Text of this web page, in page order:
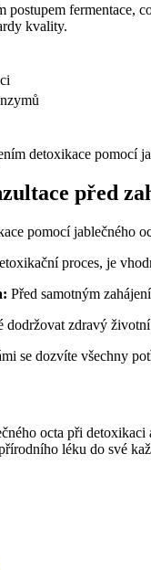
fermentace,
kvality.
před
pomocí jablečného
proces, je
Před samotným
dodržovat zdravý
se dozvíte všechny
octa při
léku do své